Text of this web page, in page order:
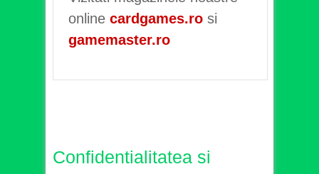
online cardgames.ro si
gamemaster.ro
Confidentialitatea si